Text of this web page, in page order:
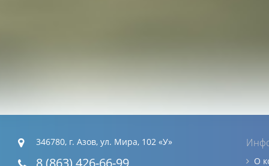
346780, г. Азов, ул. Мира, 102 «У»
8 (863) 426-66-99 О